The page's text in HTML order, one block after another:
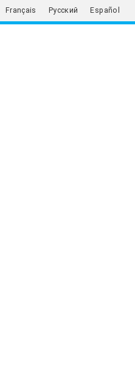
Français Русский Español